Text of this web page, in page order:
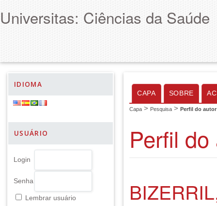
Universitas: Ciências da Saúde
IDIOMA
USUÁRIO
Login
Senha
Lembrar usuário
CAPA SOBRE
Capa > Pesquisa > Perfil do autor
Perfil